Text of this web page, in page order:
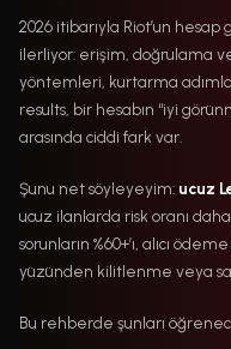
2026 itibarıyla Riot’un hesap
ilerliyor: erişim, doğrulama
yöntemleri, kurtarma
results, bir hesabın “iyi
arasında ciddi fark var.
Şunu net söyleyeyim: ucuz
ucuz ilanlarda risk oranı
sorunların %60+’ı, alıcı
yüzünden kilitlenme veya
Bu rehberde şunları